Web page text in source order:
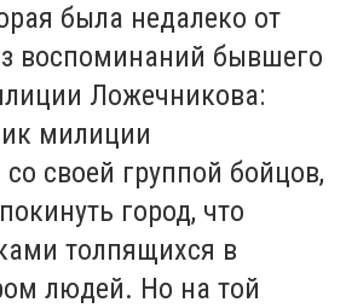
была недалеко от
воспоминаний бывшего
Ложечникова:
милиции
своей группой бойцов,
город, что
толпящихся в
людей. Но на той